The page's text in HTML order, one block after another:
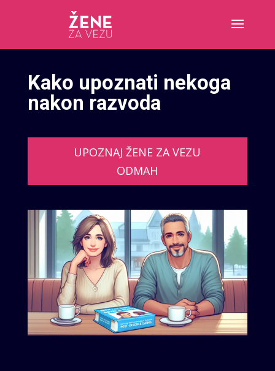
Kako upoznati nekoga
nakon razvoda
UPOZNAJ ŽENE ZA VEZU
ODMAH